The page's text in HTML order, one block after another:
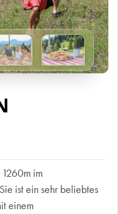
im
ist ein sehr beliebtes
einem